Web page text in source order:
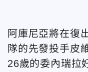
阿庫尼亞將在復
隊的先發投手皮
26歲的委內瑞拉